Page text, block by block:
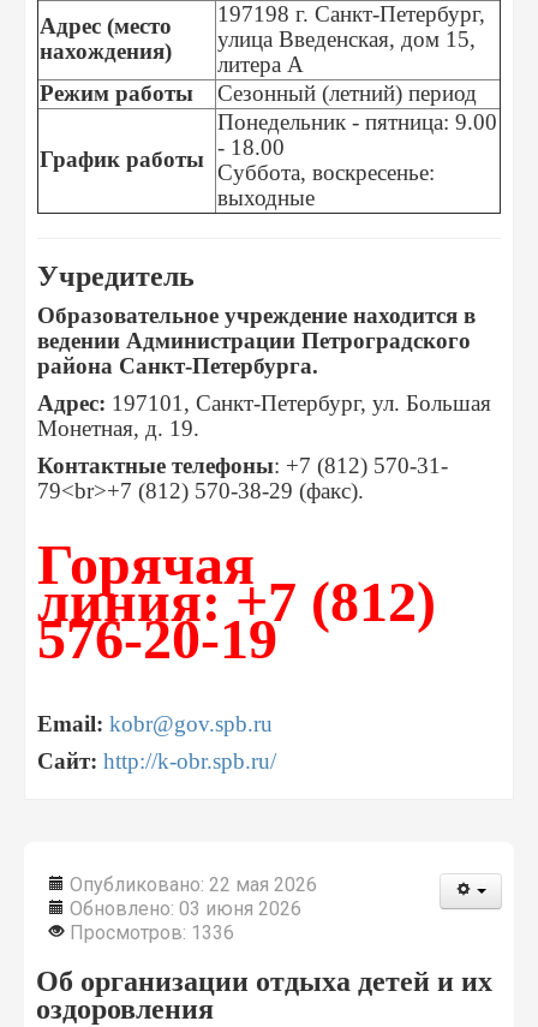
Адрес (место
нахождения)
197198 г. Санкт-Петербург,
улица Введенская, дом 15,
литера А
Режим работы
Сезонный (летний) период
График работы
Понедельник - пятница: 9.00
- 18.00
Суббота, воскресенье:
выходные
Учредитель
Образовательное учреждение находится в
ведении Администрации Петроградского
района Санкт-Петербурга.
Адрес: 197101, Санкт-Петербург, ул. Большая
Монетная, д. 19.
Контактные телефоны: +7 (812) 570-31-
79<br>+7 (812) 570-38-29 (факс).
Горячая
линия: +7 (812)
576-20-19
Email: kobr@gov.spb.ru
Сайт: http://k-obr.spb.ru/
Опубликовано: 22 мая 2026
Обновлено: 03 июня 2026
Просмотров: 1336
Об организации отдыха детей и их
оздоровления